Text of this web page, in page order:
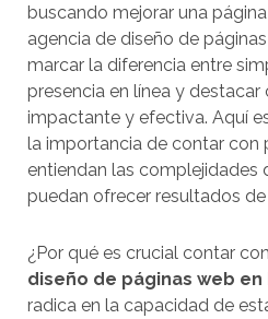
buscando mejorar una
agencia de diseño de
marcar la diferencia entre
presencia en línea y
impactante y efectiva. Aquí
la importancia de contar con
entiendan las complejidades
puedan ofrecer resultados
¿Por qué es crucial contar
diseño de páginas web en
radica en la capacidad de